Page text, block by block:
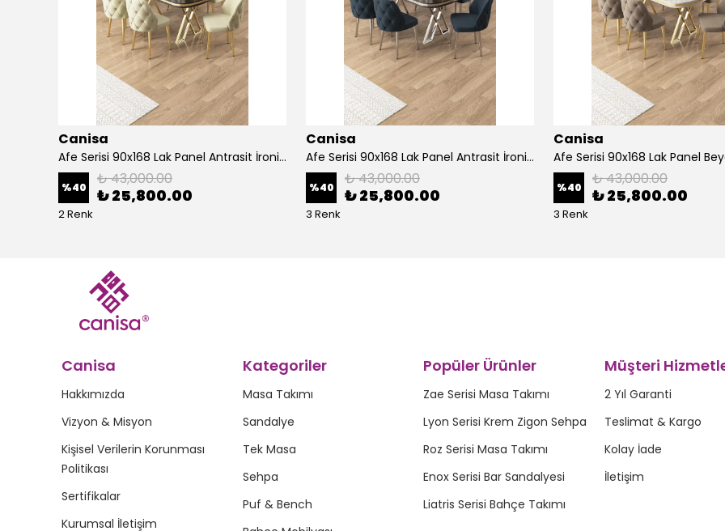
Canisa
Afe Serisi 90x168 Lak Panel Antrasit İroni Masa ve 6 Sandalye Gold Kaplama Ayak
%40 ₺ 43,000.00
₺ 25,800.00
2 Renk
Canisa
Afe Serisi 90x168 Lak Panel Antrasit İroni Masa ve 6 Sandalye Krom Kaplama Ayak
%40 ₺ 43,000.00
₺ 25,800.00
3 Renk
Canisa
%40 ₺ 43,000.00
₺ 25,800.00
3 Renk
Canisa
Hakkımızda
Vizyon & Misyon
Kişisel Verilerin Korunması
Politikası
Sertifikalar
Kurumsal İletişim
Kategoriler
Masa Takımı
Sandalye
Tek Masa
Sehpa
Puf & Bench
Popüler Ürünler
Zae Serisi Masa Takımı
Lyon Serisi Krem Zigon Sehpa
Roz Serisi Masa Takımı
Enox Serisi Bar Sandalyesi
Liatris Serisi Bahçe Takımı
Müşteri
2 Yıl Garanti
Teslimat & Kargo
Kolay İade
İletişim